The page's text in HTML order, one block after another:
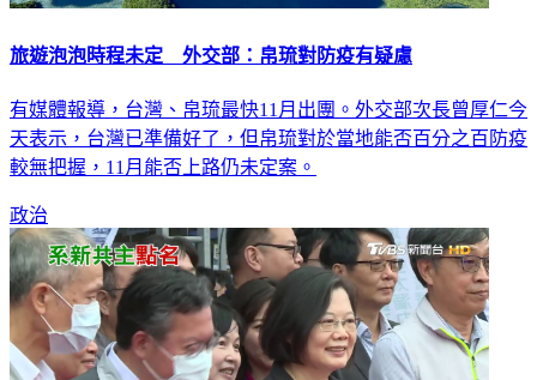
旅遊泡泡時程未定 外交部：帛琉對防疫有疑慮
有媒體報導，台灣、帛琉最快11月出團。外交部次長曾厚仁今
天表示，台灣已準備好了，但帛琉對於當地能否百分之百防疫
較無把握，11月能否上路仍未定案。
政治